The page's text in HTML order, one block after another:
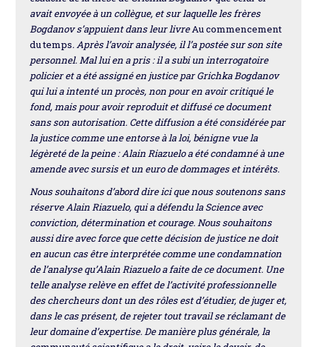
avait envoyée à un collègue, et sur laquelle les frères
Bogdanov s’appuient dans leur livreAu commencement
du temps. Après l’avoir analysée, il l’a postée sur son site
personnel. Mal lui en a pris : il a subi un interrogatoire
policier et a été assigné en justice par Grichka Bogdanov
qui lui a intenté un procès, non pour en avoir critiqué le
fond, mais pour avoir reproduit et diffusé ce document
sans son autorisation. Cette diffusion a été considérée par
la justice comme une entorse à la loi, bénigne vue la
légèreté de la peine : Alain Riazuelo a été condamné à une
amende avec sursis et un euro de dommages et intérêts.
Nous souhaitons d’abord dire ici que nous soutenons sans
réserve Alain Riazuelo, qui a défendu la Science avec
conviction, détermination et courage. Nous souhaitons
aussi dire avec force que cette décision de justice ne doit
en aucun cas être interprétée comme une condamnation
de l’analyse qu’Alain Riazuelo a faite de ce document. Une
telle analyse relève en effet de l’activité professionnelle
des chercheurs dont un des rôles est d’étudier, de juger et,
dans le cas présent, de rejeter tout travail se réclamant de
leur domaine d’expertise. De manière plus générale, la